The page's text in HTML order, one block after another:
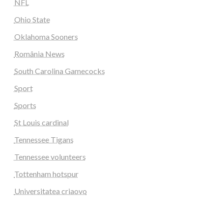
NFL
Ohio State
Oklahoma Sooners
România News
South Carolina Gamecocks
Sport
Sports
St Louis cardinal
Tennessee Tigans
Tennessee volunteers
Tottenham hotspur
Universitatea criaovo